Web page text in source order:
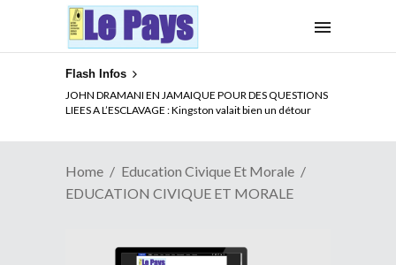
Flash Infos
JOHN DRAMANI EN JAMAIQUE POUR DES QUESTIONS
LIEES A L’ESCLAVAGE : Kingston valait bien un détour
Home
Education Civique Et Morale
EDUCATION CIVIQUE ET MORALE